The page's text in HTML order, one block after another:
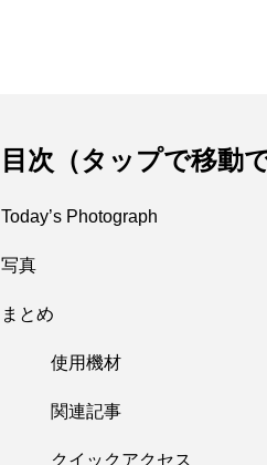
目次（タップで移動
Today’s Photograph
写真
まとめ
使用機材
関連記事
クイックアクセス